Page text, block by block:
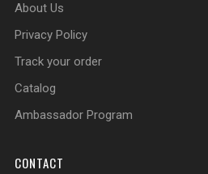
About Us
Privacy Policy
Track your order
Catalog
Ambassador Program
CONTACT